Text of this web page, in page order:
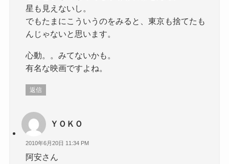
星も見えないし。
でもたまにこういうのをみると、東京も捨てたも
んじゃないと思います。
心動。。みてないかも。
有名な映画ですよね。
返信
ＹＯＫＯ
2010年6月20日 11:34 PM
阿安さん